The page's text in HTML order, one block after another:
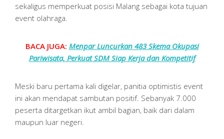
sekaligus memperkuat posisi Malang sebagai kota tujuan
event olahraga.
BACA JUGA: Menpar Luncurkan 483 Skema Okupasi
Pariwisata, Perkuat SDM Siap Kerja dan Kompetitif
Meski baru pertama kali digelar, panitia optimistis event
ini akan mendapat sambutan positif. Sebanyak 7.000
peserta ditargetkan ikut ambil bagian, baik dari dalam
maupun luar negeri.